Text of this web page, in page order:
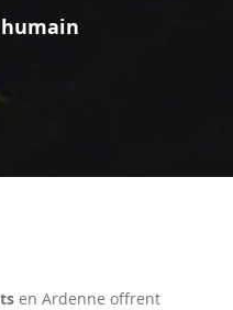
en Ardenne offrent